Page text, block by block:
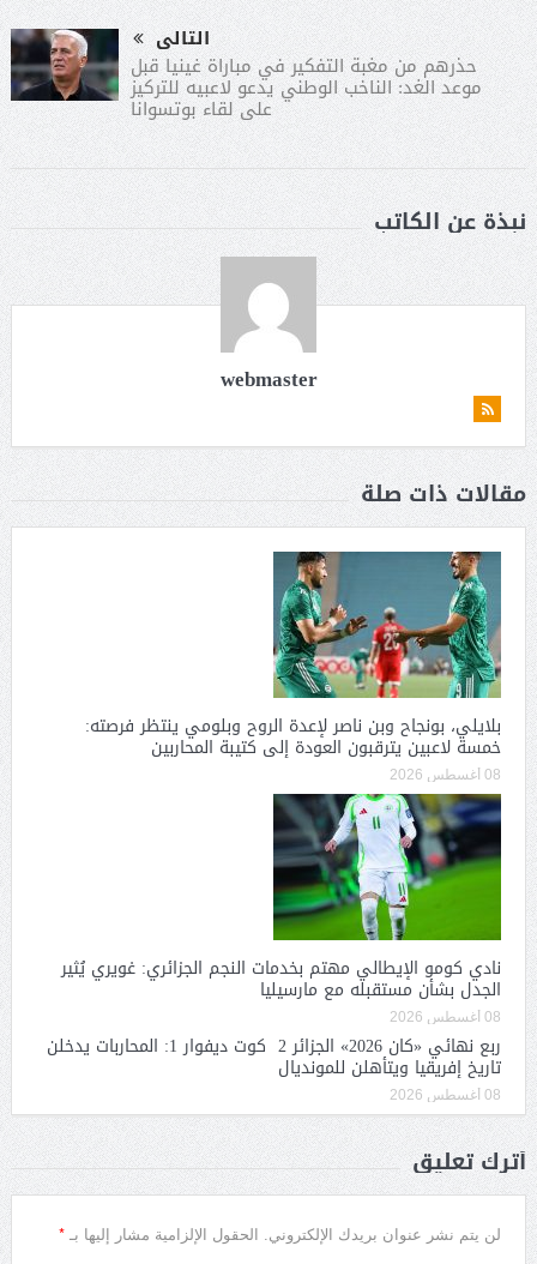
التالى
حذرهم من مغبة التفكير في مباراة غينيا قبل
موعد الغد: الناخب الوطني يدعو لاعبيه للتركيز
على لقاء بوتسوانا
نبذة عن الكاتب
webmaster
مقالات ذات صلة
بلايلي، بونجاح وبن ناصر لإعدة الروح وبلومي ينتظر فرصته:
خمسة لاعبين يترقبون العودة إلى كتيبة المحاربين
08 أغسطس 2026
نادي كومو الإيطالي مهتم بخدمات النجم الجزائري: غويري يُثير
الجدل بشأن مستقبله مع مارسيليا
08 أغسطس 2026
ربع نهائي «كان 2026» الجزائر 2 كوت ديفوار 1: المحاربات يدخلن
تاريخ إفريقيا ويتأهلن للمونديال
08 أغسطس 2026
أترك تعليق
لن يتم نشر عنوان بريدك الإلكتروني. الحقول الإلزامية مشار إليها بـ *